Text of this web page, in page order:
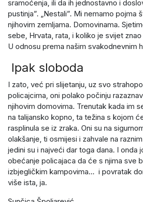
sramoćenja, ili da ih jednostavno i
pustinja”. „Nestali”. Mi nemamo pojma
njihovim zemljama. Domovinama.
sebe, Hrvata, rata, i koliko je svijet znao
U odnosu prema našim svakodnevnim
Ipak sloboda
I zato, već pri slijetanju, uz svo
policajcima, oni polako počinju
njihovim domovima. Trenutak kada im
na talijansko kopno, ta težina s kojom
rasplinula se iz zraka. Oni su na
olakšanje, ti osmijesi i zahvale na
jedini su i najveći dar toga dana. I onda
obećanje policajaca da će s njima sve
izbjegličkim kampovima... i povratak
više ista, ja.